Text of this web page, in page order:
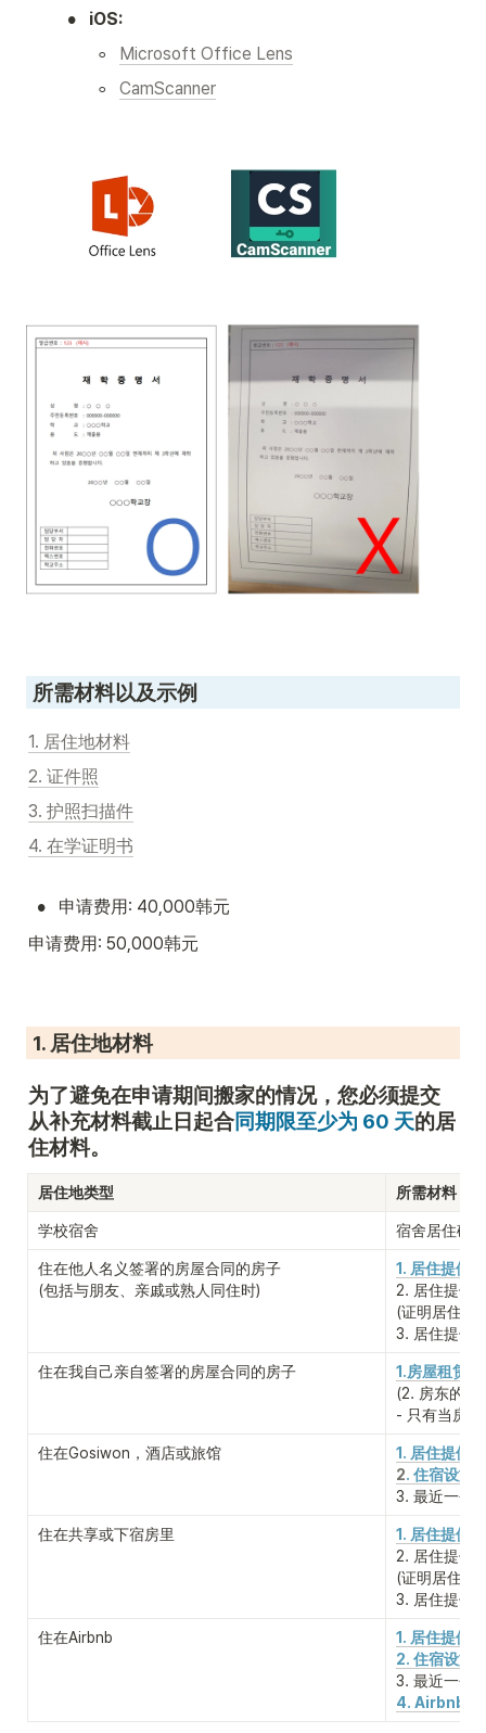
• iOS:
◦ Microsoft Office Lens
◦ CamScanner
所需材料以及示例
1. 居住地材料
2. 证件照
3. 护照扫描件
4. 在学证明书
•
申请费用: 40,000韩元
申请费用: 50,000韩元
1. 居住地材料
为了避免在申请期间搬家的情况，您必须提交
从补充材料截止日起合同期限至少为 60 天的居
住材料。
居住地类型 所需材料
学校宿舍 宿舍居住确
住在他人名义签署的房屋合同的房子
(包括与朋友、亲戚或熟人同住时)
1. 居住提供
2. 居住提供
(证明居住提
3. 居住提供
住在我自己亲自签署的房屋合同的房子
1.房屋租赁
(2. 房东的
- 只有当房
住在Gosiwon，酒店或旅馆
1. 居住提供
2. 住宿设施
3. 最近一个
住在共享或下宿房里
1. 居住提供
2. 居住提供
(证明居住提
3. 居住提供
住在Airbnb
1. 居住提供
2. 住宿设施
3. 最近一个
4. Airbnb